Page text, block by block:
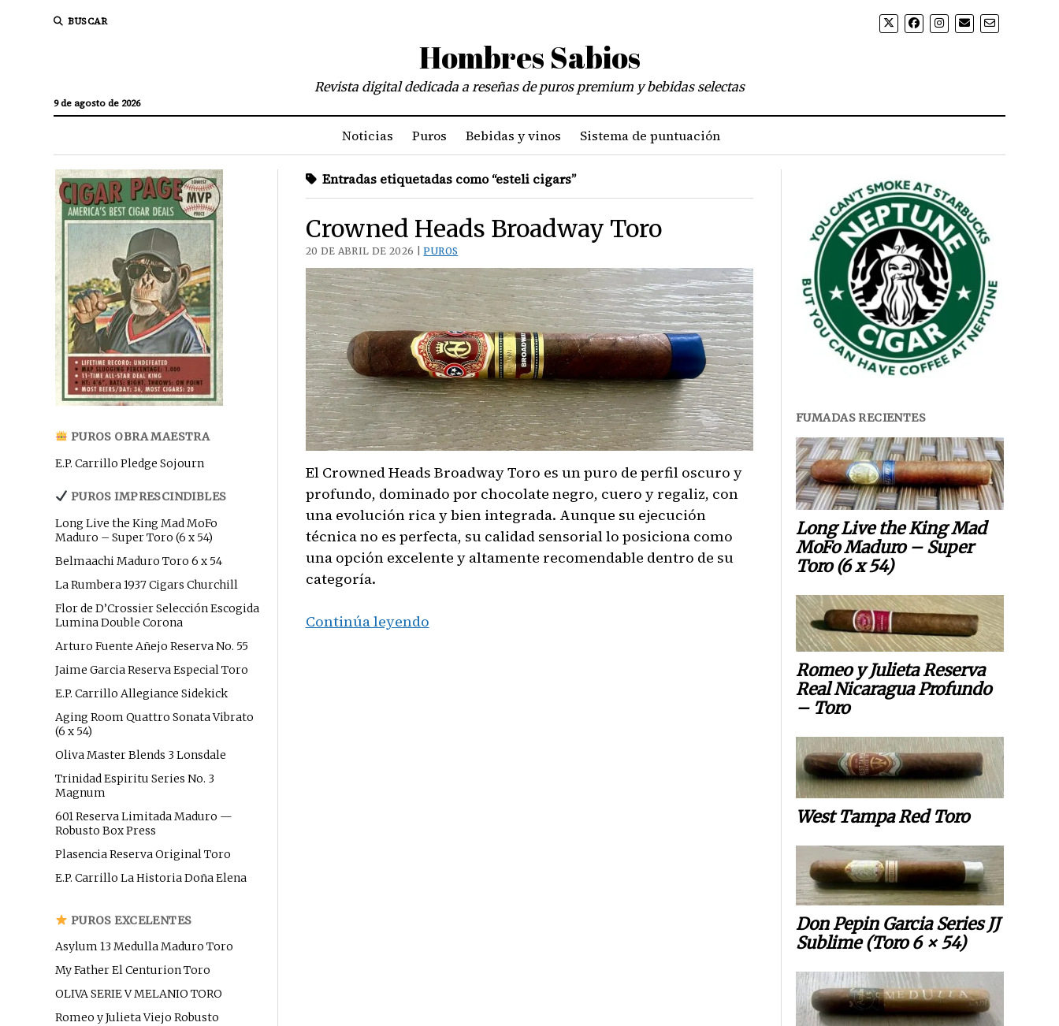
BUSCAR
Hombres Sabios
9 de agosto de 2026
Revista digital dedicada a reseñas de puros premium y bebidas selectas
Noticias Puros Bebidas y vinos Sistema de puntuación
PUROS OBRA MAESTRA
E.P. Carrillo Pledge Sojourn
PUROS IMPRESCINDIBLES
Long Live the King Mad MoFo
Maduro – Super Toro (6 x 54)
Belmaachi Maduro Toro 6 x 54
La Rumbera 1937 Cigars Churchill
Flor de D’Crossier Selección Escogida
Lumina Double Corona
Arturo Fuente Añejo Reserva No. 55
Jaime Garcia Reserva Especial Toro
E.P. Carrillo Allegiance Sidekick
Aging Room Quattro Sonata Vibrato
(6 x 54)
Oliva Master Blends 3 Lonsdale
Trinidad Espiritu Series No. 3
Magnum
601 Reserva Limitada Maduro —
Robusto Box Press
Plasencia Reserva Original Toro
E.P. Carrillo La Historia Doña Elena
PUROS EXCELENTES
Asylum 13 Medulla Maduro Toro
My Father El Centurion Toro
OLIVA SERIE V MELANIO TORO
Romeo y Julieta Viejo Robusto
Entradas etiquetadas como “esteli cigars”
Crowned Heads Broadway Toro
20 DE ABRIL DE 2026 |PUROS
El Crowned Heads Broadway Toro es un puro de perfil oscuro y
profundo, dominado por chocolate negro, cuero y regaliz, con
una evolución rica y bien integrada. Aunque su ejecución
técnica no es perfecta, su calidad sensorial lo posiciona como
una opción excelente y altamente recomendable dentro de su
categoría.
Continúa leyendoCrowned
FUMADAS RECIENTES
Long Live the King Mad
MoFo Maduro – Super
Toro (6 x 54)
Romeo y Julieta Reserva
Real Nicaragua Profundo
– Toro
West Tampa Red Toro
Don Pepin Garcia Series JJ
Sublime (Toro 6 × 54)